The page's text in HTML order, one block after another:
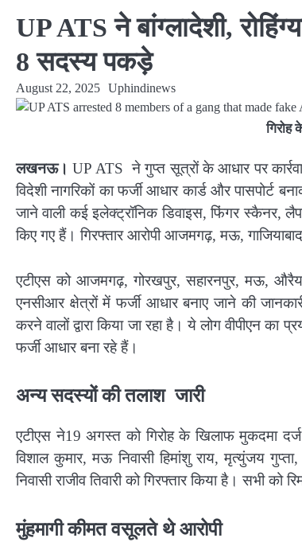
UP ATS ने बांग्लादेशी,
8 सदस्य पकड़े
August 22, 2025 Uphindinews
गिरोह
लखनऊ। UP ATS ने गुप्त सूत्रों के आधार पर
विदेशी नागरिकों का फर्जी आधार कार्ड और पासपोर्ट
जाने वाली कई इलेक्ट्रॉनिक डिवाइस, फिंगर स्कैनर,
किए गए हैं। गिरफ्तार आरोपी आजमगढ़, मऊ,
एटीएस को आजमगढ़, गोरखपुर, सहारनपुर, मऊ, औरैया,
एनसीआर क्षेत्रों में फर्जी आधार बनाए जाने की
करने वालों द्वारा किया जा रहा है। ये लोग वीपीएन का
फर्जी आधार बना रहे हैं।
अन्य सदस्यों की तलाश जारी
एटीएस ने19 अगस्त को गिरोह के खिलाफ मुकदमा
विशाल कुमार, मऊ निवासी हिमांशु राय, मृत्युंजय
निवासी राजीव तिवारी को गिरफ्तार किया है। सभी
मुंहमागी कीमत वसूलते थे आरोपी